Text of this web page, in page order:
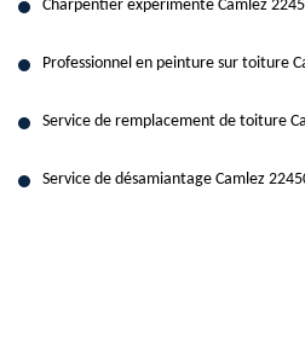
Charpentier expérimenté Camlez
Professionnel en peinture sur toiture
Service de remplacement de toiture
Service de désamiantage Camlez